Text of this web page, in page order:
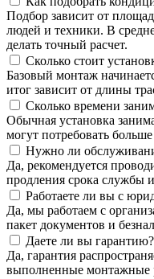
Подбор зависит от
людей и техники. В
делать точный расчет.
Сколько стоит
Базовый монтаж
итог зависит от длины
Сколько времени
Обычная установка
могут потребовать
Нужно ли
Да, рекомендуется
продления срока службы
Работаете ли вы с
Да, мы работаем с
пакет документов и
Даете ли вы гарантию?
Да, гарантия
выполненные монтажные